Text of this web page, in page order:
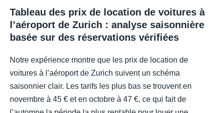
Tableau des prix de location de voitures à
l’aéroport de Zurich : analyse saisonnière
basée sur des réservations vérifiées
Notre expérience montre que les prix de location de
voitures à l’aéroport de Zurich suivent un schéma
saisonnier clair. Les tarifs les plus bas se trouvent en
novembre à 45 € et en octobre à 47 €, ce qui fait de